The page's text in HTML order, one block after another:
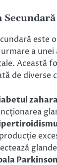
Secundară
este
a
Această
de diverse
Parkinson